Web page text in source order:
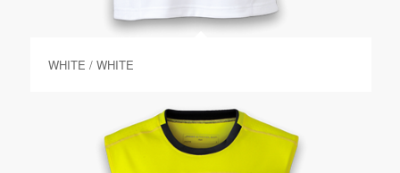
WHITE / WHITE